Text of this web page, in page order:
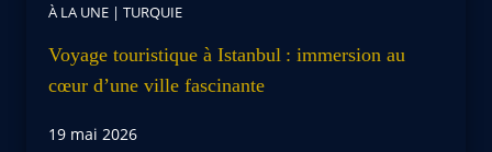
À LA UNE | TURQUIE
Voyage touristique à Istanbul : immersion au
cœur d’une ville fascinante
19 mai 2026